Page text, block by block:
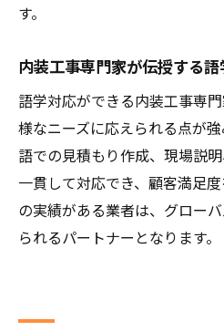
す。
内装工事専門家が伝授する
語学対応ができる内装工事専
様なニーズに応えられる点が
語での見積もり作成、現場説
一貫して対応でき、顧客満足
の実績がある業者は、グロー
られるパートナーとなります。